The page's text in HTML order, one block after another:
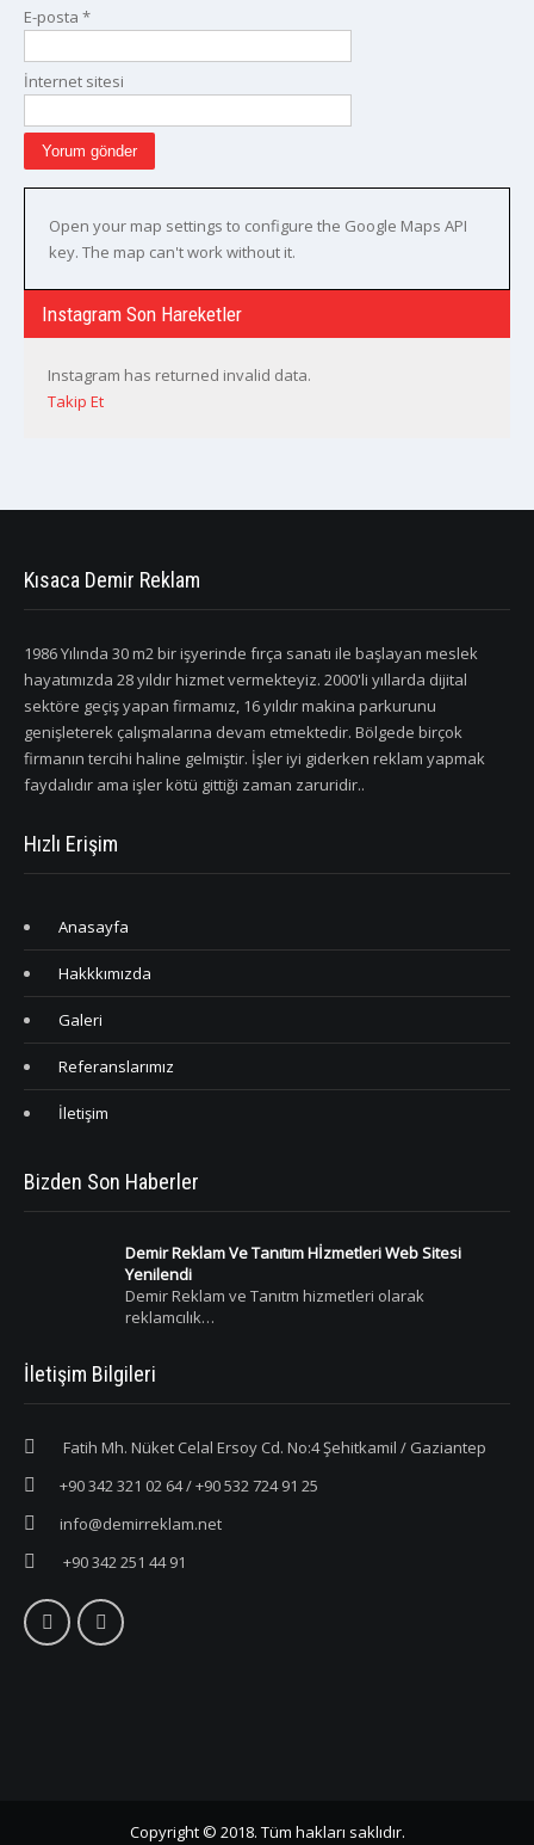
E-posta *
İnternet sitesi
Open your map settings to configure the Google Maps API
key. The map can't work without it.
Instagram Son Hareketler
Instagram has returned invalid data.
Takip Et
Kısaca Demir Reklam
1986 Yılında 30 m2 bir işyerinde fırça sanatı ile başlayan meslek
hayatımızda 28 yıldır hizmet vermekteyiz. 2000'li yıllarda dijital
sektöre geçiş yapan firmamız, 16 yıldır makina parkurunu
genişleterek çalışmalarına devam etmektedir. Bölgede birçok
firmanın tercihi haline gelmiştir. İşler iyi giderken reklam yapmak
faydalıdır ama işler kötü gittiği zaman zaruridir..
Hızlı Erişim
Anasayfa
Hakkkımızda
Galeri
Referanslarımız
İletişim
Bizden Son Haberler
Demir Reklam Ve Tanıtım Hİzmetleri Web Sitesi
Yenilendi
Demir Reklam ve Tanıtm hizmetleri olarak
reklamcılık…
İletişim Bilgileri
Fatih Mh. Nüket Celal Ersoy Cd. No:4 Şehitkamil / Gaziantep
+90 342 321 02 64 / +90 532 724 91 25
info@demirreklam.net
+90 342 251 44 91
Copyright © 2018. Tüm hakları saklıdır.